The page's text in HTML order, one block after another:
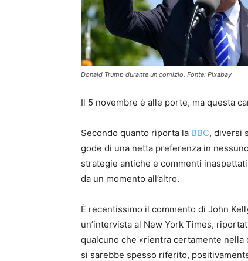
Donald Trump durante un comizio. Fonte: Pixabay
Il 5 novembre è alle porte, ma questa
Secondo quanto riporta la BBC, diversi
gode di una netta preferenza in
strategie antiche e commenti
da un momento all’altro.
È recentissimo il commento di John
un’intervista al New York Times,
qualcuno che «rientra certamente
si sarebbe spesso riferito,